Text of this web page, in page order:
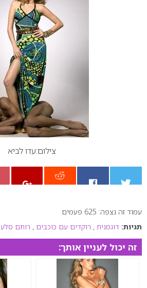
צילום:עדו לביא
0עמוד זה נצפה: 625 פעמים
תגיות: דוגמנית , רוקדים עם כוכבים , רותם סלע
זה יכול לעניין אותך: